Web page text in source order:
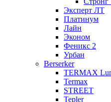
Эксперт ЛТ
Платинум
Лайн
Эконом
Феникс 2
Урбан
Berserker
TERMAX
Termax
STREET
Tepler